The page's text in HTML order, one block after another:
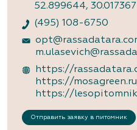
52.899644, 30.017367
(495) 108-6750
https://
https://
https://
Отправить заявку в питомник